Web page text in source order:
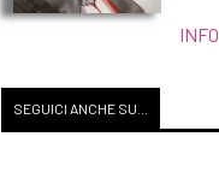
INFO
SEGUICI ANCHE SU...